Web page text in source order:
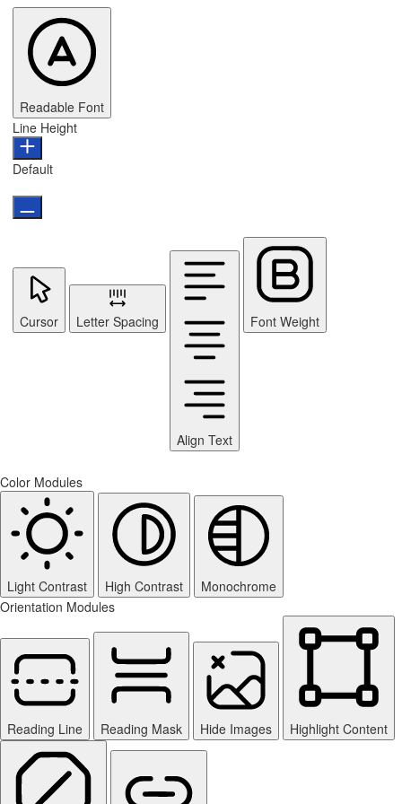
Readable Font
Line Height
Default
Cursor Letter Spacing
Align Text
Font Weight
Color Modules
Light Contrast High Contrast
Monochrome
Orientation Modules
Reading Line Reading Mask Hide Images Highlight Content